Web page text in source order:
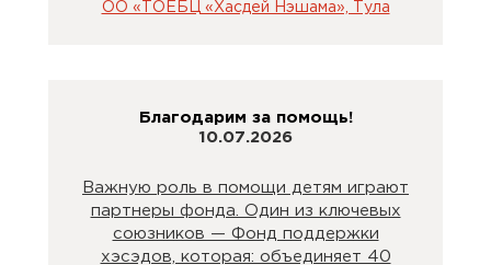
ОО «ТОЕБЦ «Хасдей Нэшама», Тула
Благодарим за помощь!
10.07.2026
Важную роль в помощи детям играют
партнеры фонда. Один из ключевых
союзников — Фонд поддержки
хэсэдов, которая: объединяет 40